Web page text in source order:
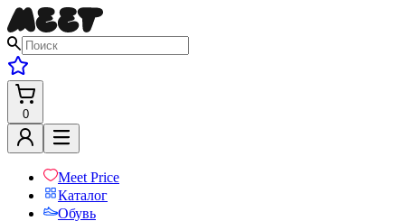
0
Meet Price
Каталог
Обувь